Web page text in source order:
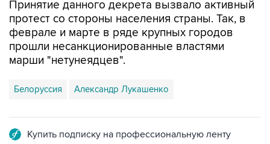
феврале и марте в ряде крупных городов
прошли несанкционированные властями
марши "нетунеядцев".
Белоруссия Александр Лукашенко
Подписаться на рассылку главных новостей сайта